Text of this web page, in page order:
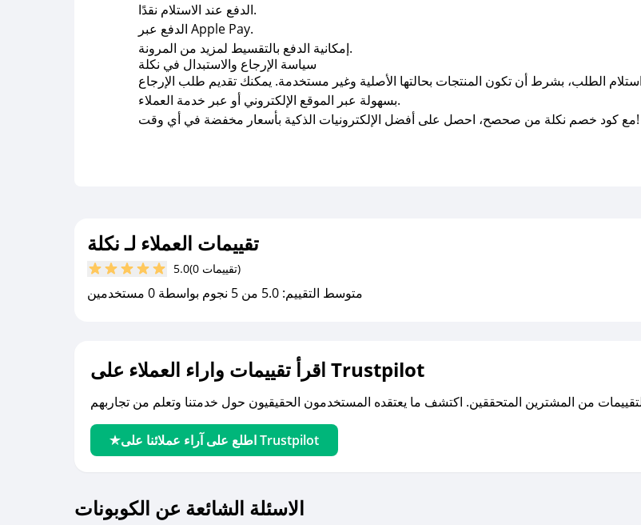
الدفع عند الاستلام نقدًا.
الدفع عبر Apple Pay.
إمكانية الدفع بالتقسيط لمزيد من المرونة.
سياسة الإرجاع والاستبدال في نكلة
استبدال أو إرجاع المنتجات خلال 14 يوم من استلام الطلب، بشرط أن تكون المنتجات بحالتها الأصلية وغير مستخدمة. يمكنك تقديم طلب الإرجاع
بسهولة عبر الموقع الإلكتروني أو عبر خدمة العملاء.
مع كود خصم نكلة من صحصح، احصل على أفضل الإلكترونيات الذكية بأسعار مخفضة في أي وقت!
تقييمات العملاء لـ نكلة
5.0 (0 تقييمات)
متوسط التقييم: 5.0 من 5 نجوم بواسطة 0 مستخدمين
اقرأ تقييمات واراء العملاء على Trustpilot
اطلع على آراء عملائنا على Trustpilot
الاسئلة الشائعة عن الكوبونات